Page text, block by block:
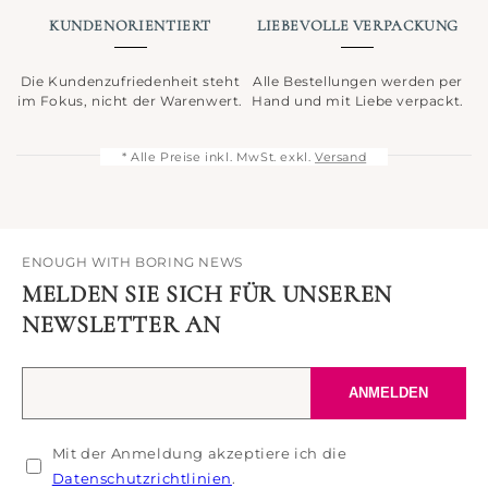
KUNDENORIENTIERT
Die Kundenzufriedenheit steht
im Fokus, nicht der Warenwert.
LIEBEVOLLE VERPACKUNG
Alle Bestellungen werden per
Hand und mit Liebe verpackt.
* Alle Preise inkl. MwSt. exkl. Versand
ENOUGH WITH BORING NEWS
MELDEN SIE SICH FÜR UNSEREN
NEWSLETTER AN
E-
Adresse
ANMELDEN
Mit der Anmeldung akzeptiere ich die
Datenschutzrichtlinien.